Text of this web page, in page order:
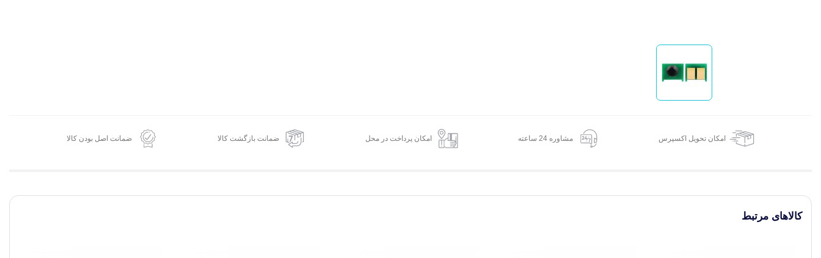
امکان تحویل اکسپرس مشاوره 24 ساعته امکان پرداخت در محل ضمانت بازگشت کالا ضمانت اصل بودن کالا
کالاهای مرتبط